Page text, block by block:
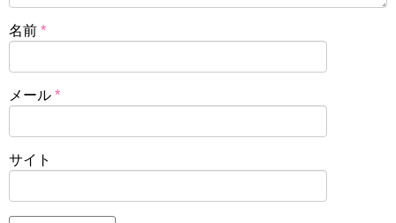
名前 *
メール *
サイト